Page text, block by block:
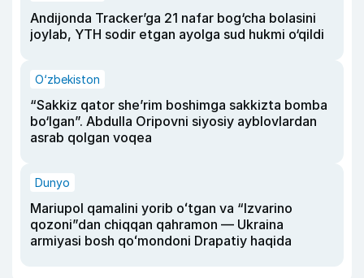
Andijonda Tracker’ga 21 nafar bog‘cha bolasini
joylab, YTH sodir etgan ayolga sud hukmi o‘qildi
O‘zbekiston
“Sakkiz qator she’rim boshimga sakkizta bomba
bo‘lgan”. Abdulla Oripovni siyosiy ayblovlardan
asrab qolgan voqea
Dunyo
Mariupol qamalini yorib oʻtgan va “Izvarino
qozoni”dan chiqqan qahramon — Ukraina
armiyasi bosh qoʻmondoni Drapatiy haqida